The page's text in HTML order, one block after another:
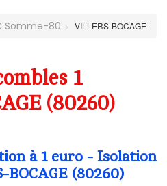
Somme-80 VILLERS-BOCAGE
1
(80260)
à 1 euro - Isolation
BOCAGE (80260)